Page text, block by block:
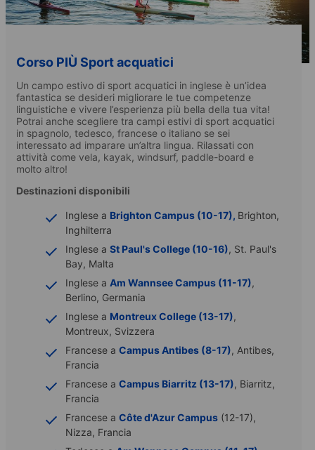
Corso PIÙ Sport acquatici
Un campo estivo di sport acquatici in inglese è un’idea
fantastica se desideri migliorare le tue competenze
linguistiche e vivere l’esperienza più bella della tua vita!
Potrai anche scegliere tra campi estivi di sport acquatici
in spagnolo, tedesco, francese o italiano se sei
interessato ad imparare un’altra lingua. Rilassati con
attività come vela, kayak, windsurf, paddle-board e
molto altro!
Destinazioni disponibili
Inglese a Brighton Campus (10-17), Brighton,
Inghilterra
Inglese a St Paul's College (10-16), St. Paul's
Bay, Malta
Inglese a Am Wannsee Campus (11-17),
Berlino, Germania
Inglese a Montreux College (13-17),
Montreux, Svizzera
Francese a Campus Antibes (8-17), Antibes,
Francia
Francese a Campus Biarritz (13-17), Biarritz,
Francia
Francese a Côte d'Azur Campus (12-17),
Nizza, Francia